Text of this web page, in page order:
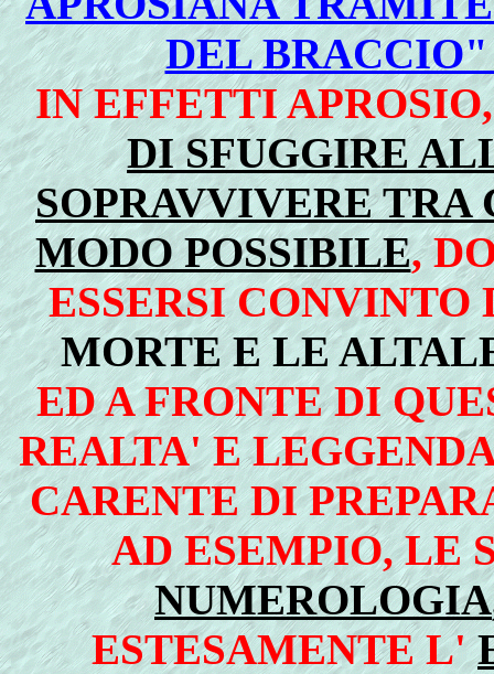
DEL
IN EFFETTI
DI SFUGGIRE
SOPRAVVIVERE
MODO POSSIBILE,
ESSERSI CONVINTO
MORTE E LE
ED A FRONTE DI
REALTA' E
CARENTE DI
AD ESEMPIO, LE
NUMEROLOGIA
ESTESAMENTE L'